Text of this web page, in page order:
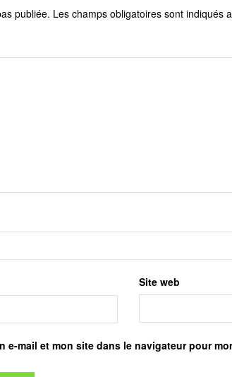
publiée. Les champs obligatoires sont indiqués
Site web
e-mail et mon site dans le navigateur pour